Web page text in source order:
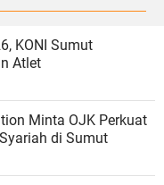
KONI Sumut
Atlet
Minta OJK Perkuat
di Sumut